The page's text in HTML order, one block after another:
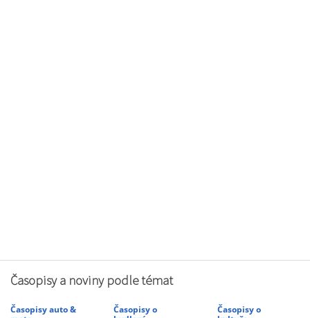
Časopisy a noviny podle témat
Časopisy auto &
Časopisy o
Časopisy o